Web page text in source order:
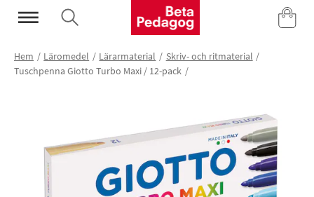
Mina Sidor
Hem Läromedel Lärarmaterial
Skriv- och ritmaterial
Tuschpenna Giotto Turbo Maxi / 12-pack